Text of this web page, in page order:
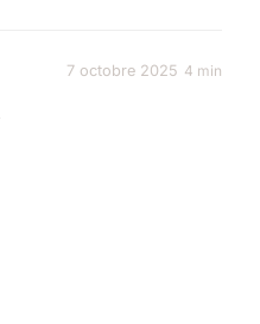
7 octobre 2025 4 min